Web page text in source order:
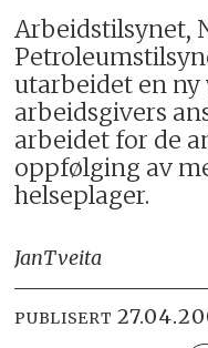
Arbeidstilsynet,
utarbeidet en ny
arbeidsgivers
arbeidet for de
oppfølging av
helseplager.
JanTveita
PUBLISERT